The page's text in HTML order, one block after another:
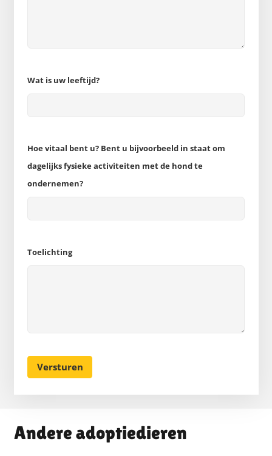
Wat is uw leeftijd?
Hoe vitaal bent u? Bent u bijvoorbeeld in staat om
dagelijks fysieke activiteiten met de hond te
ondernemen?
Toelichting
Andere adoptiedieren